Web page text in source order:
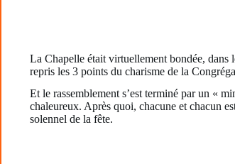
La Chapelle était virtuellement bondée, dans
repris les 3 points du charisme de la
Et le rassemblement s’est terminé par un «
chaleureux. Après quoi, chacune et chacun
solennel de la fête.